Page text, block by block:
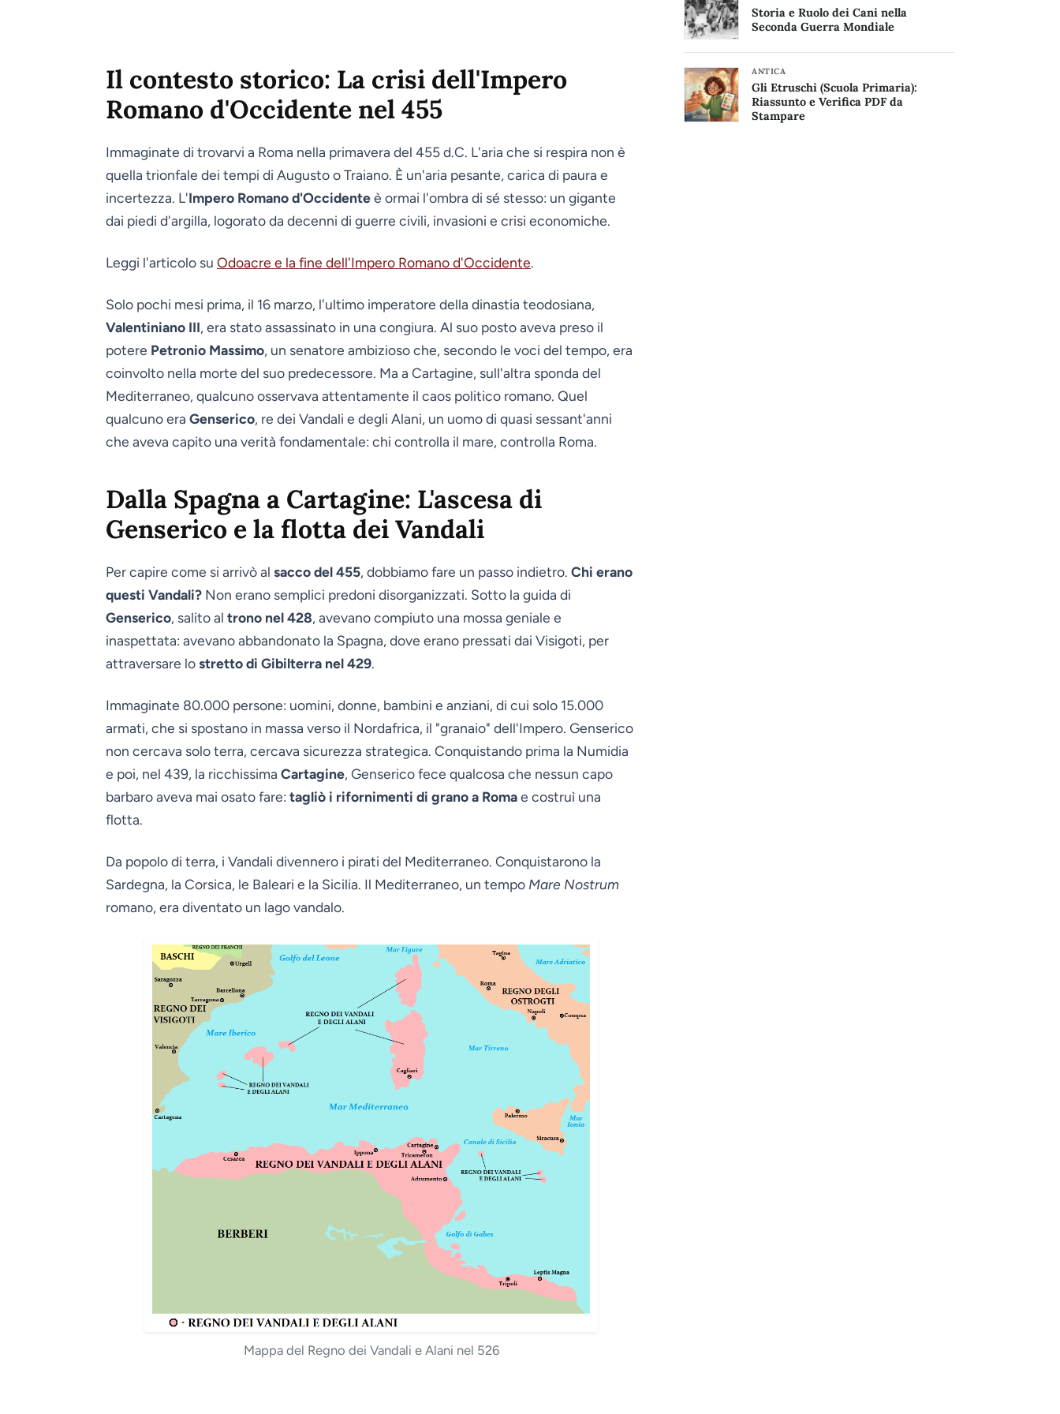
Il contesto storico: La crisi dell'Impero
Romano d'Occidente nel 455
Immaginate di trovarvi a Roma nella primavera del 455 d.C. L'aria che si respira non è
quella trionfale dei tempi di Augusto o Traiano. È un'aria pesante, carica di paura e
incertezza. L'Impero Romano d'Occidenteè ormai l'ombra di sé stesso: un gigante
dai piedi d'argilla, logorato da decenni di guerre civili, invasioni e crisi economiche.
Leggi l'articolo su Odoacre e la fine dell'Impero Romano d'Occidente.
Solo pochi mesi prima, il 16 marzo, l'ultimo imperatore della dinastia teodosiana,
Valentiniano III, era stato assassinato in una congiura. Al suo posto aveva preso il
potere Petronio Massimo, un senatore ambizioso che, secondo le voci del tempo, era
coinvolto nella morte del suo predecessore. Ma a Cartagine, sull'altra sponda del
Mediterraneo, qualcuno osservava attentamente il caos politico romano. Quel
qualcuno era Genserico, re dei Vandali e degli Alani, un uomo di quasi sessant'anni
che aveva capito una verità fondamentale: chi controlla il mare, controlla Roma.
Dalla Spagna a Cartagine: L'ascesa di
Genserico e la flotta dei Vandali
Per capire come si arrivò al sacco del 455, dobbiamo fare un passo indietro. Chi erano
questi Vandali? Non erano semplici predoni disorganizzati. Sotto la guida di
Genserico, salito al trono nel 428, avevano compiuto una mossa geniale e
inaspettata: avevano abbandonato la Spagna, dove erano pressati dai Visigoti, per
attraversare lostretto di Gibilterra nel 429.
Immaginate 80.000 persone: uomini, donne, bambini e anziani, di cui solo 15.000
armati, che si spostano in massa verso il Nordafrica, il "granaio" dell'Impero. Genserico
non cercava solo terra, cercava sicurezza strategica. Conquistando prima la Numidia
e poi, nel 439, la ricchissima Cartagine, Genserico fece qualcosa che nessun capo
barbaro aveva mai osato fare: tagliò i rifornimenti di grano a Romae costruì una
flotta.
Da popolo di terra, i Vandali divennero i pirati del Mediterraneo. Conquistarono la
Sardegna, la Corsica, le Baleari e la Sicilia. Il Mediterraneo, un tempo Mare Nostrum
romano, era diventato un lago vandalo.
Mappa del Regno dei Vandali e Alani nel 526
Storia e Ruolo dei Cani nella
Seconda Guerra Mondiale
ANTICA
Gli Etruschi (Scuola Primaria):
Riassunto e Verifica PDF da
Stampare